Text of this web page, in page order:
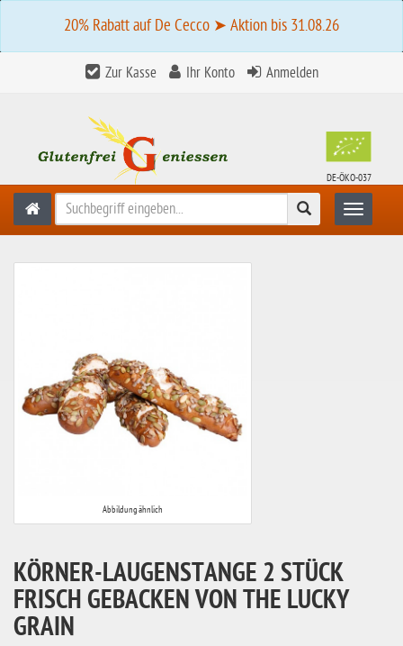
20% Rabatt auf De Cecco ➤ Aktion bis 31.08.26
Zur Kasse Ihr Konto Anmelden
DE-ÖKO-037
Suchen Toggle
Abbildung ähnlich
KÖRNER-LAUGENSTANGE 2 STÜCK
FRISCH GEBACKEN VON THE LUCKY
GRAIN